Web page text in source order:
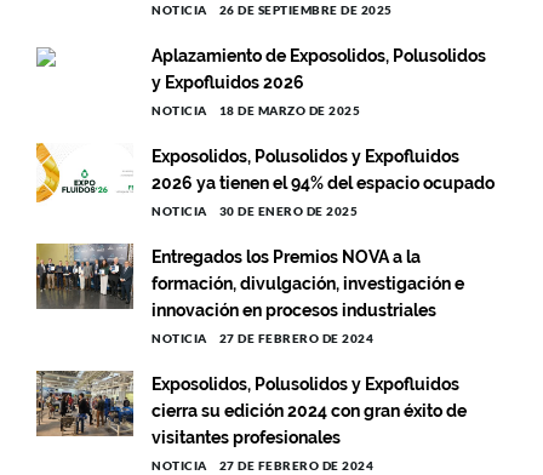
NOTICIA 26 DE SEPTIEMBRE DE 2025
Aplazamiento de Exposolidos, Polusolidos
y Expofluidos 2026
NOTICIA 18 DE MARZO DE 2025
Exposolidos, Polusolidos y Expofluidos
2026 ya tienen el 94% del espacio ocupado
NOTICIA 30 DE ENERO DE 2025
Entregados los Premios NOVA a la
formación, divulgación, investigación e
innovación en procesos industriales
NOTICIA 27 DE FEBRERO DE 2024
Exposolidos, Polusolidos y Expofluidos
cierra su edición 2024 con gran éxito de
visitantes profesionales
NOTICIA 27 DE FEBRERO DE 2024